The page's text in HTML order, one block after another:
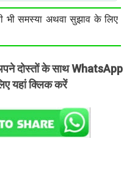
समस्या अथवा सुझाव के लिए
दोस्तों के साथ WhatsApp
यहां क्लिक करें